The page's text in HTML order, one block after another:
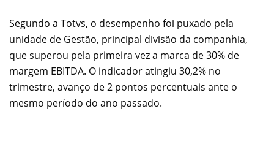
Segundo a Totvs, o desempenho foi puxado pela
unidade de Gestão, principal divisão da companhia,
que superou pela primeira vez a marca de 30% de
margem EBITDA. O indicador atingiu 30,2% no
trimestre, avanço de 2 pontos percentuais ante o
mesmo período do ano passado.